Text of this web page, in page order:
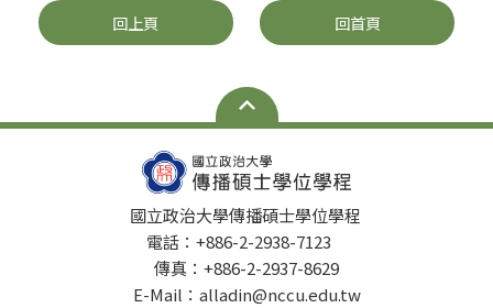
回上頁 回首頁
國立政治大學傳播碩士學位學程
電話：+886-2-2938-7123
傳真：+886-2-2937-8629
E-Mail：alladin@nccu.edu.tw